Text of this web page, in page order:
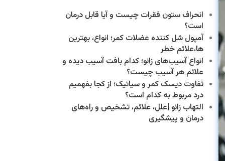
انحراف ستون فقرات چیست و آیا قابل درمان
است؟
آمپول شل کننده عضلات کمر؛ انواع، بهترین
ها،علائم خطر
انواع آسیب‌های زانو؛ کدام بافت آسیب دیده و
علائم هر آسیب چیست؟
تفاوت دیسک کمر و سیاتیک؛ از کجا بفهمیم
درد مربوط به کدام است؟
التهاب زانو |علل، علائم، تشخیص و راه‌های
درمان و پیشگیری